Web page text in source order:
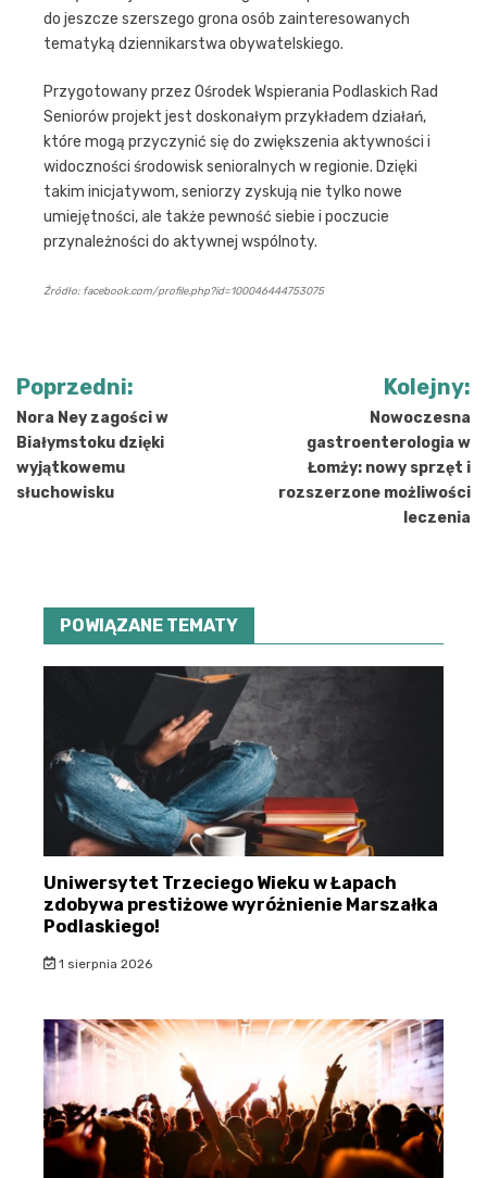
do jeszcze szerszego grona osób zainteresowanych
tematyką dziennikarstwa obywatelskiego.
Przygotowany przez Ośrodek Wspierania Podlaskich Rad
Seniorów projekt jest doskonałym przykładem działań,
które mogą przyczynić się do zwiększenia aktywności i
widoczności środowisk senioralnych w regionie. Dzięki
takim inicjatywom, seniorzy zyskują nie tylko nowe
umiejętności, ale także pewność siebie i poczucie
przynależności do aktywnej wspólnoty.
Źródło: facebook.com/profile.php?id=100046444753075
Nawigacja
wpisu
Poprzedni:
Nora Ney zagości w
Białymstoku dzięki
wyjątkowemu
słuchowisku
Kolejny:
Nowoczesna
gastroenterologia w
Łomży: nowy sprzęt i
rozszerzone możliwości
leczenia
POWIĄZANE TEMATY
Uniwersytet Trzeciego Wieku w Łapach
zdobywa prestiżowe wyróżnienie Marszałka
Podlaskiego!
1 sierpnia 2026